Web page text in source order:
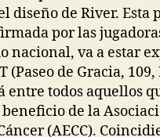
diseño de River. Esta
por las
nacional, va a estar
(Paseo de Gracia,
entre todos aquellos
de la
(AECC).